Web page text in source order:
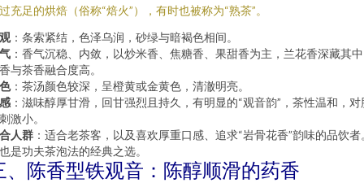
充足的烘焙（俗称“焙火”），有时也被称为“熟茶”。
：条索紧结，色泽乌润，砂绿与暗褐色相间。
：香气沉稳、内敛，以炒米香、焦糖香、果甜香为主，兰花香深藏其
与茶香融合度高。
：茶汤颜色较深，呈橙黄或金黄色，清澈明亮。
：滋味醇厚甘滑，回甘强烈且持久，有明显的“观音韵”，茶性温和，对
激小。
人群 ：适合老茶客，以及喜欢厚重口感、追求“岩骨花香”韵味的品饮者
是功夫茶泡法的经典之选。
、陈香型铁观音：陈醇顺滑的药香